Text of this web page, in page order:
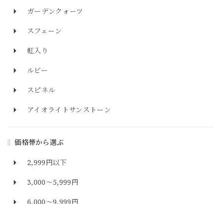
ガーデンクォーツ
スフェーン
虹入り
ルビー
スピネル
アイオライトサンストーン
価格帯から選ぶ
2,999円以下
3,000～5,999円
6,000～9,999円